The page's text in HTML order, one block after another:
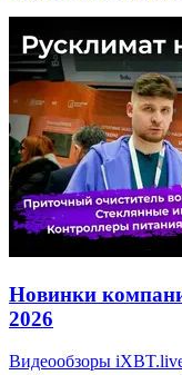
Новинки
2026
Видеообзоры